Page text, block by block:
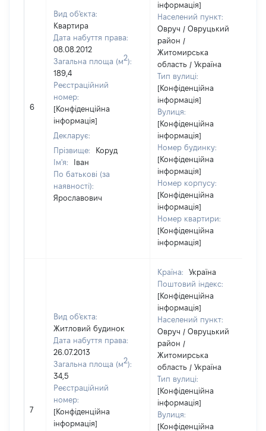
6
Вид об'єкта:
Квартира
Дата набуття права:
08.08.2012
Загальна площа (м2):
189,4
Реєстраційний
номер:
[Конфіденційна
інформація]
Декларує:
Прізвище:
Коруд
Ім'я:
Іван
По батькові (за
наявності):
Ярославович
інформація]
Населений пункт:
Овруч / Овруцький
район /
Житомирська
область / Україна
Тип вулиці:
[Конфіденційна
інформація]
Вулиця:
[Конфіденційна
інформація]
Номер будинку:
[Конфіденційна
інформація]
Номер корпусу:
[Конфіденційна
інформація]
Номер квартири:
[Конфіденційна
інформація]
7
Вид об'єкта:
Житловий будинок
Дата набуття права:
26.07.2013
Загальна площа (м2):
34,5
Реєстраційний
номер:
[Конфіденційна
інформація]
Країна:
Україна
Поштовий індекс:
[Конфіденційна
інформація]
Населений пункт:
Овруч / Овруцький
район /
Житомирська
область / Україна
Тип вулиці:
[Конфіденційна
інформація]
Вулиця:
[Конфіденційна